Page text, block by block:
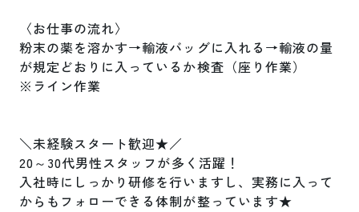
〈お仕事の流れ〉
粉末の薬を溶かす→輸液バッグに入れる→輸液の量
が規定どおりに入っているか検査（座り作業）
※ライン作業
＼未経験スタート歓迎★／
20～30代男性スタッフが多く活躍！
入社時にしっかり研修を行いますし、実務に入って
からもフォローできる体制が整っています★